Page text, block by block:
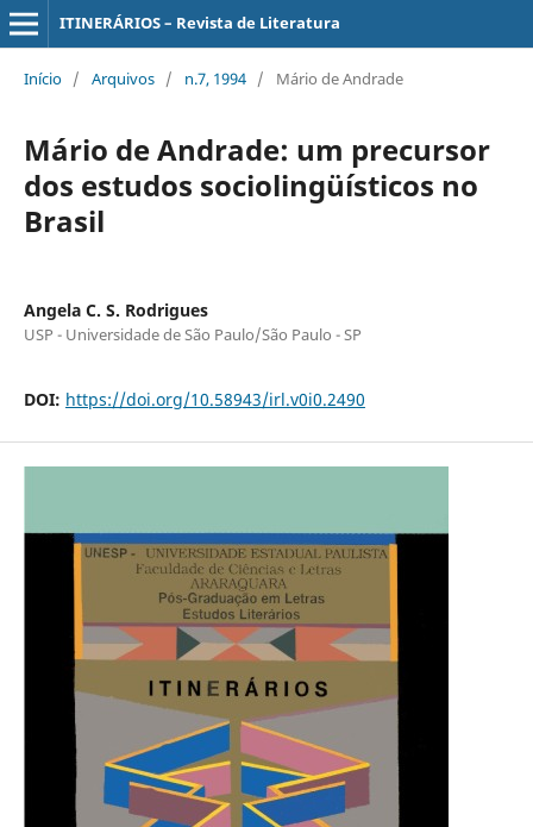
ITINERÁRIOS – Revista de Literatura
Início / Arquivos / n.7, 1994 / Mário de Andrade
Mário de Andrade: um precursor
dos estudos sociolingüísticos no
Brasil
Angela C. S. Rodrigues
USP - Universidade de São Paulo/São Paulo - SP
DOI: https://doi.org/10.58943/irl.v0i0.2490